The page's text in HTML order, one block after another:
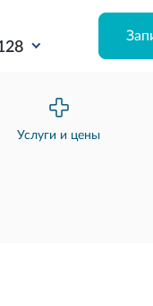
Услуги и цены